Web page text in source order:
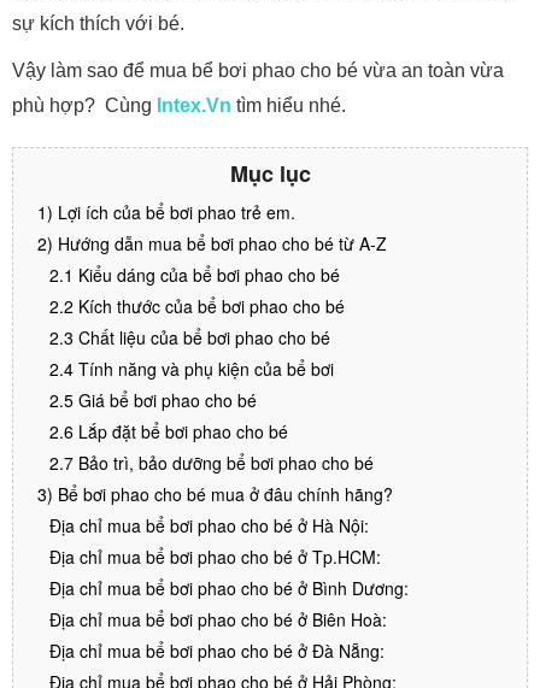
sự kích thích với bé.
Vậy làm sao để mua bể bơi phao cho bé vừa an toàn vừa
phù hợp? Cùng Intex.Vn tìm hiểu nhé.
Mục lục
1) Lợi ích của bể bơi phao trẻ em.
2) Hướng dẫn mua bể bơi phao cho bé từ A-Z
2.1 Kiểu dáng của bể bơi phao cho bé
2.2 Kích thước của bể bơi phao cho bé
2.3 Chất liệu của bể bơi phao cho bé
2.4 Tính năng và phụ kiện của bể bơi
2.5 Giá bể bơi phao cho bé
2.6 Lắp đặt bể bơi phao cho bé
2.7 Bảo trì, bảo dưỡng bể bơi phao cho bé
3) Bể bơi phao cho bé mua ở đâu chính hãng?
Địa chỉ mua bể bơi phao cho bé ở Hà Nội:
Địa chỉ mua bể bơi phao cho bé ở Tp.HCM:
Địa chỉ mua bể bơi phao cho bé ở Bình Dương:
Địa chỉ mua bể bơi phao cho bé ở Biên Hoà:
Địa chỉ mua bể bơi phao cho bé ở Đà Nẵng:
Địa chỉ mua bể bơi phao cho bé ở Hải Phòng: